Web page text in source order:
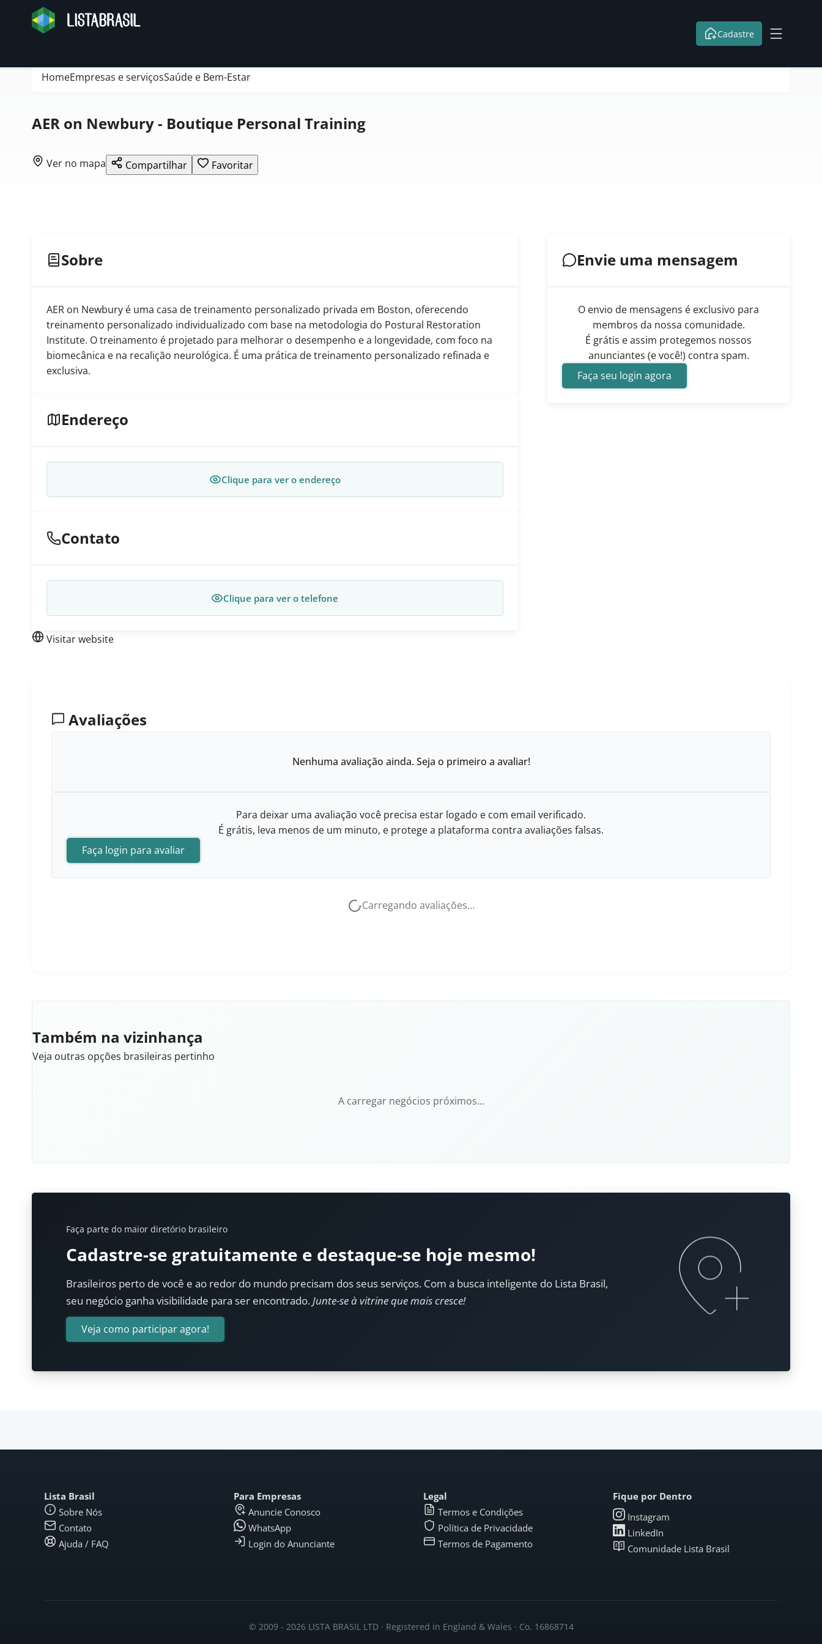
Cadastre
HomeEmpresas e serviçosSaúde e Bem-Estar
AER on Newbury - Boutique Personal Training
Ver no mapa Compartilhar Favoritar
Sobre
AER on Newbury é uma casa de treinamento personalizado privada em Boston, oferecendo
treinamento personalizado individualizado com base na metodologia do Postural Restoration
Institute. O treinamento é projetado para melhorar o desempenho e a longevidade, com foco na
biomecânica e na recalição neurológica. É uma prática de treinamento personalizado refinada e
exclusiva.
Endereço
Clique para ver o endereço
Contato
Clique para ver o telefone
Visitar website
Envie uma mensagem
O envio de mensagens é exclusivo para
membros da nossa comunidade.
É grátis e assim protegemos nossos
anunciantes (e você!) contra spam.
Faça seu login agora
Avaliações
Nenhuma avaliação ainda. Seja o primeiro a avaliar!
Para deixar uma avaliação você precisa estar logado e com email verificado.
É grátis, leva menos de um minuto, e protege a plataforma contra avaliações falsas.
Faça login para avaliar
Carregando avaliações...
Também na vizinhança
Veja outras opções brasileiras pertinho
A carregar negócios próximos...
Faça parte do maior diretório brasileiro
Cadastre-se gratuitamente e destaque-se hoje mesmo!
Brasileiros perto de você e ao redor do mundo precisam dos seus serviços. Com a busca inteligente do Lista Brasil,
seu negócio ganha visibilidade para ser encontrado.Junte-se à vitrine que mais cresce!
Veja como participar agora!
Lista Brasil
Sobre Nós
Contato
Ajuda / FAQ
Para Empresas
Anuncie Conosco
WhatsApp
Login do Anunciante
Legal
Termos e Condições
Política de Privacidade
Termos de Pagamento
Fique por Dentro
Instagram
LinkedIn
Comunidade Lista Brasil
© 2009 - 2026 LISTA BRASIL LTD · Registered in England & Wales · Co. 16868714